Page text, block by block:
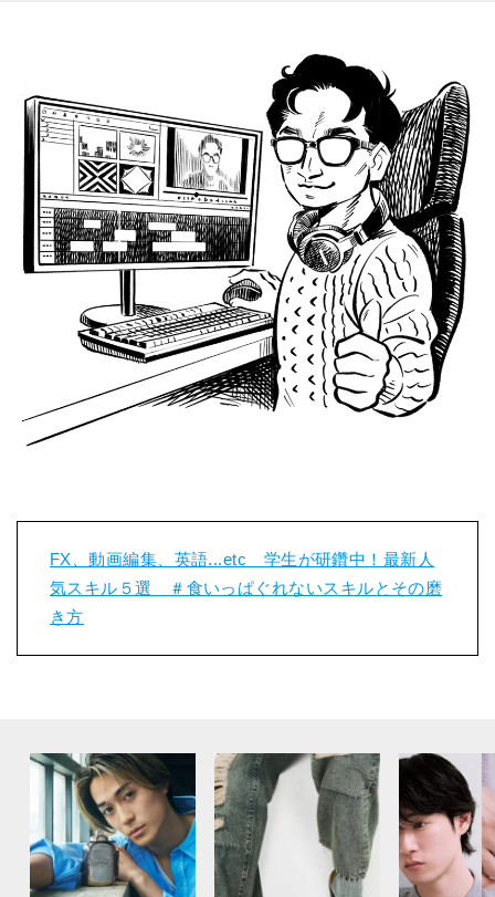
FX、動画編集、英語...etc 学生が研鑽中！最新人
気スキル５選 ＃食いっぱぐれないスキルとその磨
き方